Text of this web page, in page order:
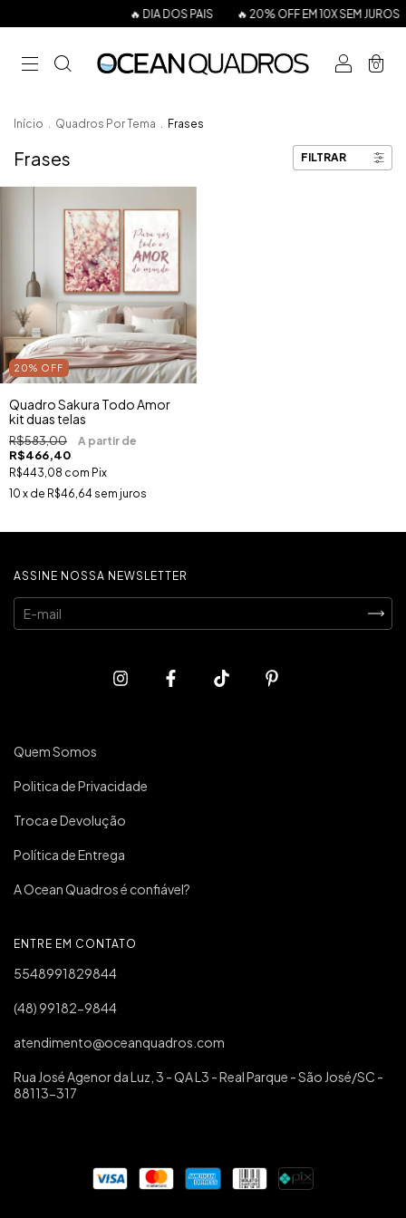
🔥 DIA DOS PAIS 🔥 20% OFF EM 10X SEM JUROS
0
Início . Quadros Por Tema . Frases
Frases FILTRAR
20% OFF
Quadro Sakura Todo Amor
kit duas telas
R$583,00
R$466,40
R$443,08 com Pix
10 x de R$46,64 sem juros
ASSINE NOSSA NEWSLETTER
Quem Somos
Politica de Privacidade
Troca e Devolução
Política de Entrega
A Ocean Quadros é confiável?
ENTRE EM CONTATO
5548991829844
(48) 99182-9844
atendimento@oceanquadros.com
Rua José Agenor da Luz, 3 - QA L3 - Real Parque - São José/SC -
88113-317